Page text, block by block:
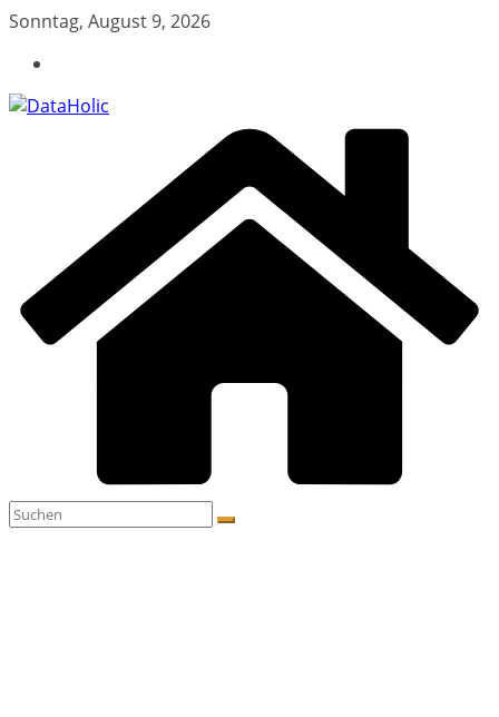
Zum
springen
Sonntag, August 9, 2026